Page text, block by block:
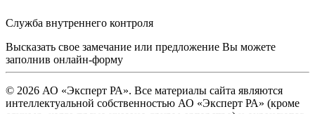
Служба внутреннего контроля
Высказать свое замечание или предложение Вы можете
заполнив онлайн-форму
© 2026 АО «Эксперт РА». Все материалы сайта являются
интеллектуальной собственностью АО «Эксперт РА» (кроме